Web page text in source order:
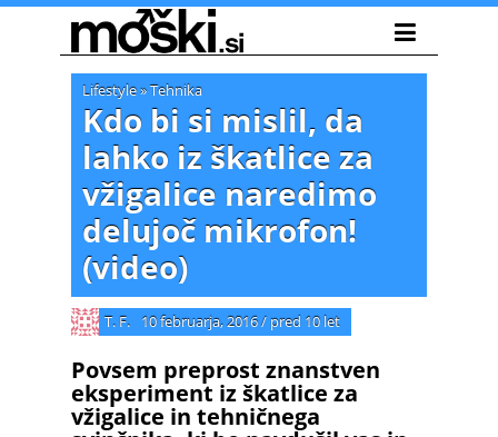
Lifestyle»Tehnika
Kdo bi si mislil, da
lahko iz škatlice za
vžigalice naredimo
delujoč mikrofon!
(video)
T. F. 10 februarja, 2016/ pred 10 let
Povsem preprost znanstven
eksperiment iz škatlice za
vžigalice in tehničnega